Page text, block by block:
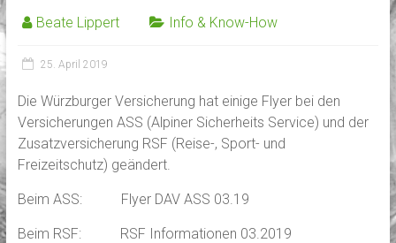
Beate Lippert Info & Know-How
25. April 2019
Die Würzburger Versicherung hat einige Flyer bei den
Versicherungen ASS (Alpiner Sicherheits Service) und der
Zusatzversicherung RSF (Reise-, Sport- und
Freizeitschutz) geändert.
Beim ASS: Flyer DAV ASS 03.19
Beim RSF: RSF Informationen 03.2019